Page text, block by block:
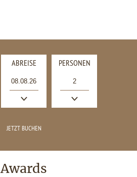
ABREISE PERSONEN
Awards